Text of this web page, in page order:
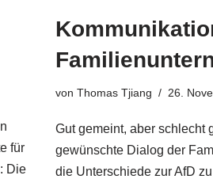
für
Die
von Thomas Tjiang 26.
Gut gemeint, aber schlecht
gewünschte Dialog der
die Unterschiede zur AfD